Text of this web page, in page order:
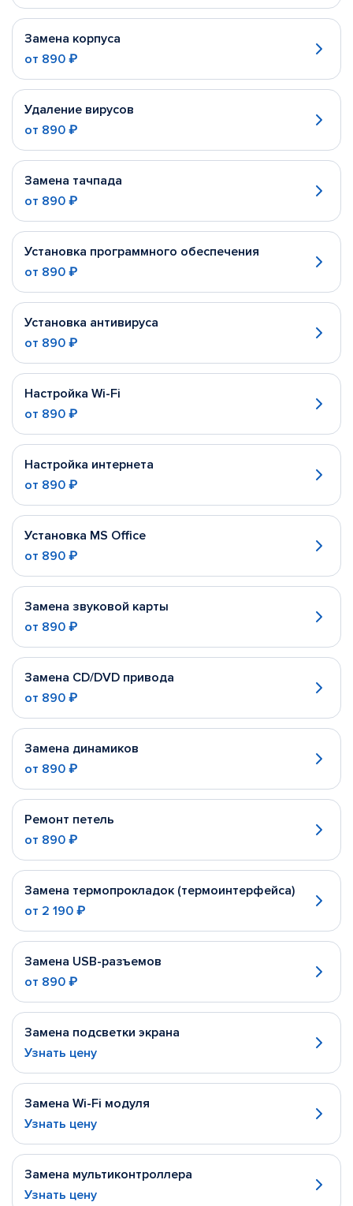
Замена корпуса
от 890 ₽
Удаление вирусов
от 890 ₽
Замена тачпада
от 890 ₽
Установка программного обеспечения
от 890 ₽
Установка антивируса
от 890 ₽
Настройка Wi-Fi
от 890 ₽
Настройка интернета
от 890 ₽
Установка MS Office
от 890 ₽
Замена звуковой карты
от 890 ₽
Замена CD/DVD привода
от 890 ₽
Замена динамиков
от 890 ₽
Ремонт петель
от 890 ₽
Замена термопрокладок (термоинтерфейса)
от 2 190 ₽
Замена USB-разъемов
от 890 ₽
Замена подсветки экрана
Узнать цену
Замена Wi-Fi модуля
Узнать цену
Замена мультиконтроллера
Узнать цену